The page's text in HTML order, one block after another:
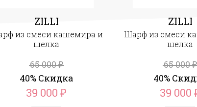
ZILLI
из смеси кашемира и
шёлка
65 000₽
40% Скидка
39 000₽
ZILLI
Шарф из смеси
шёлка
65 000₽
40%
39 000